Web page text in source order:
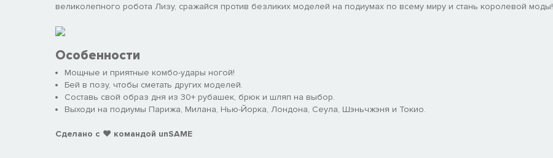
великолепного робота Лизу, сражайся против безликих моделей на подиумах по всему миру и стань королевой моды!
Особенности
Мощные и приятные комбо-удары ногой!
Бей в позу, чтобы сметать других моделей.
Составь свой образ дня из 30+ рубашек, брюк и шляп на выбор.
Выходи на подиумы Парижа, Милана, Нью-Йорка, Лондона, Сеула, Шэньчжэня и Токио.
Сделано с ❤️ командой unSAME